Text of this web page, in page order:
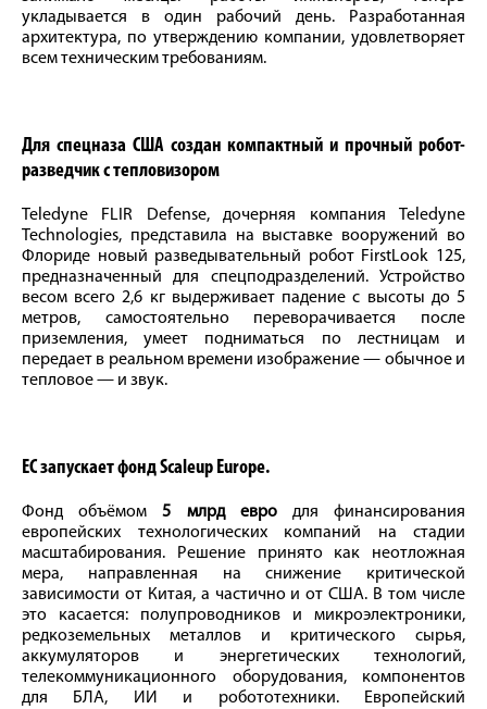
укладывается в один рабочий день. Разработанная
архитектура, по утверждению компании, удовлетворяет
всем техническим требованиям.
Для спецназа США создан компактный и прочный робот-
разведчик с тепловизором
Teledyne FLIR Defense, дочерняя компания Teledyne
Technologies, представила на выставке вооружений во
Флориде новый разведывательный робот FirstLook 125,
предназначенный для спецподразделений. Устройство
весом всего 2,6 кг выдерживает падение с высоты до 5
метров, самостоятельно переворачивается после
приземления, умеет подниматься по лестницам и
передает в реальном времени изображение — обычное и
тепловое — и звук.
ЕС запускает фондScaleup Europe.
Фонд объёмом5 млрд евродля финансирования
европейских технологических компаний на стадии
масштабирования. Решение принято как неотложная
мера, направленная на снижение критической
зависимости от Китая, а частично и от США. В том числе
это касается: полупроводников и микроэлектроники,
редкоземельных металлов и критического сырья,
аккумуляторов и энергетических технологий,
телекоммуникационного оборудования, компонентов
для БЛА, ИИ и робототехники. Европейский